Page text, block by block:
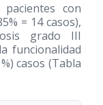
con
= 14 casos),
grado III
funcionalidad
casos (Tabla